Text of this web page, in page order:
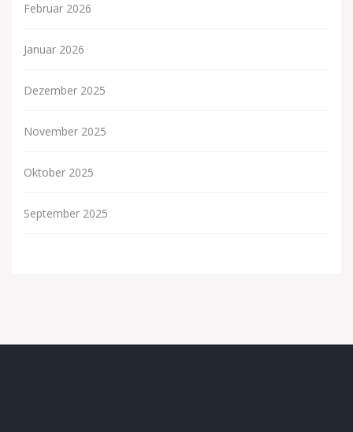
Februar 2026
Januar 2026
Dezember 2025
November 2025
Oktober 2025
September 2025